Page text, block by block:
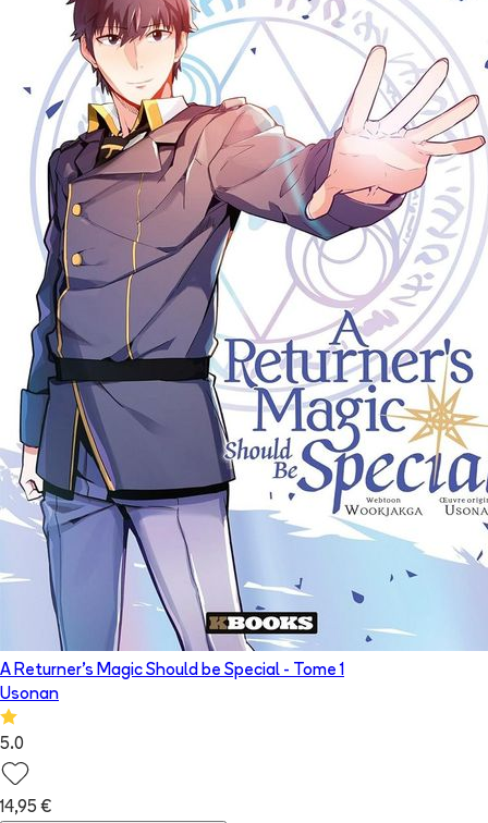
A Returner's Magic Should be Special - Tome 1
Usonan
5.0
14,95 €